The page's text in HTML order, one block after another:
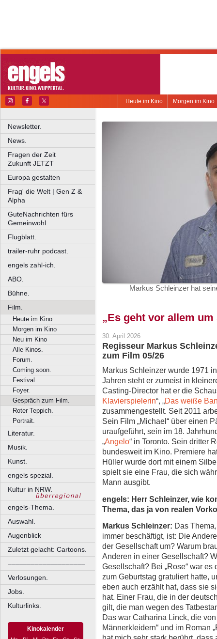
Morgen im Kino
Heute im Kino
Newsletter.
News.
Fragen der Zeit
Zukunft JETZT
Europa gestalten
Frag' die Welt | Gen Z &
Alpha
GuteNachrichten fürs
Gemeinwohl
Flugblatt.
trailer-ruhr podcast.
engels zahl-ich.
ABO.
Bühne.
Film.
Heute im Kino
Morgen im Kino
Neu im Kino
Alle Kinos.
Forum.
Coming soon.
Festival.
Foyer.
Gespräch zum Film.
Roter Teppich.
Portrait.
Literatur.
Musik.
Kunst.
engels spezial.
Kultur in NRW.
engels-Thema.
Auswahl.
Augenblick
Zuletzt gelacht: Cartoons.
––––––––––––––––––––
Verlosungen.
Jobs.
Kulturlinks.
Kinokalender
Markus Schleinzer hat
„Es geht vor allem
30. April 2026
Regisseur Markus
zum Film 05/26
Markus Schleinzer wurde 1971
Jahren steht er zumeist in
Casting-Director hat er die
Klavierspielerin“, „Das weiße
zusammengestellt. Seit 2011
Sein Film „Michael“ über einen
uraufgeführt, sein im 18.
„Angelo“ in Toronto. Sein dritter
bundesweit im Kino. Premiere
Hüller wurde dort mit einem
spielt sie eine Frau, die sich
Mann ausgibt.
engels: Herr Schleinzer, wie
Thema, das ja von realen
Markus Schleinzer: Das
immer beschäftigt, ist: Die
der Gesellschaft um? Warum
Anderen in einer Gesellschaft?
Gesellschaft? Bei „Rose“ war
zum Geburtstag gratuliert hatte,
eben auch erzählt hat, dass sie
hat. Einer Frau, die in der
gilt, die man wegen des
Das war Catharina Linck, die
Männerkleidern“ und im Roman